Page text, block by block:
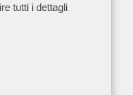
tutti i dettagli